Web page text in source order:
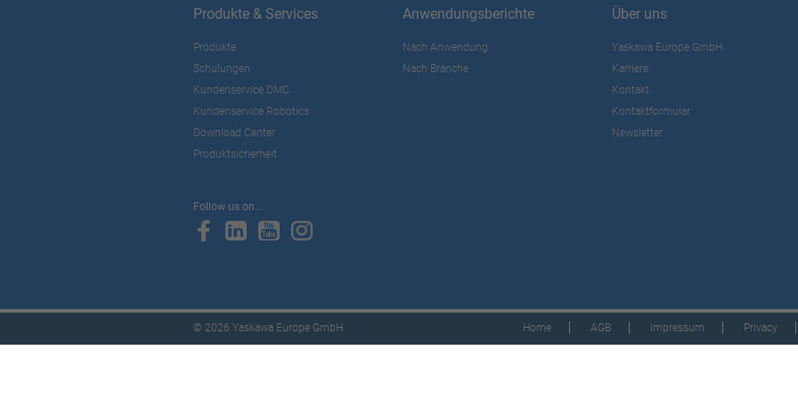
Produkte & Services
Produkte
Schulungen
Kundenservice DMC
Kundenservice Robotics
Download Center
Produktsicherheit
Anwendungsberichte
Nach Anwendung
Nach Branche
Über uns
Yaskawa Europe GmbH
Karriere
Kontakt
Kontaktformular
Newsletter
Follow us on...
© 2026 Yaskawa Europe GmbH Home AGB Impressum Privacy